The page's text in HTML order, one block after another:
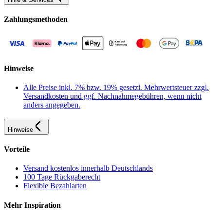
Zahlungsmethoden
Hinweise
Alle Preise inkl. 7% bzw. 19% gesetzl. Mehrwertsteuer zzgl.
Versandkosten und ggf. Nachnahmegebühren, wenn nicht
anders angegeben.
Hinweise
Vorteile
Versand kostenlos innerhalb Deutschlands
100 Tage Rückgaberecht
Flexible Bezahlarten
Mehr Inspiration